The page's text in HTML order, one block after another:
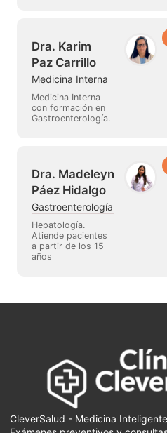
Dra. Karim
Paz Carrillo
Medicina Interna
Medicina Interna
con formación en
Gastroenterología.
Dra. Madeleyn
Páez Hidalgo
Gastroenterología
Hepatología.
Atiende pacientes
a partir de los 15
años
CleverSalud - Medicina